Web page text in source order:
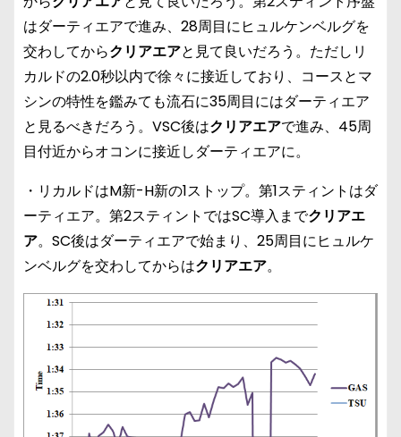
はダーティエアで進み、28周目にヒュルケンベルグを
交わしてからクリアエアと見て良いだろう。ただしリ
カルドの2.0秒以内で徐々に接近しており、コースとマ
シンの特性を鑑みても流石に35周目にはダーティエア
と見るべきだろう。VSC後はクリアエアで進み、45周
目付近からオコンに接近しダーティエアに。
・リカルドはM新-H新の1ストップ。第1スティントはダ
ーティエア。第2スティントではSC導入までクリアエ
ア。SC後はダーティエアで始まり、25周目にヒュルケ
ンベルグを交わしてからはクリアエア。